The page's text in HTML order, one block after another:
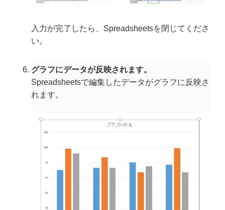
入力が完了したら、Spreadsheetsを閉じてくださ
い。
グラフにデータが反映されます。
Spreadsheetsで編集したデータがグラフに反映さ
れます。